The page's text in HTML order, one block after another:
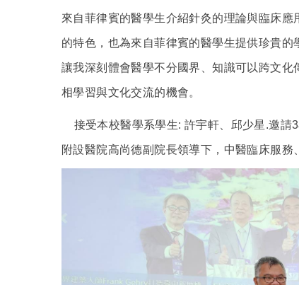
來自菲律賓的醫學生介紹針灸的理論與臨床
的特色，也為來自菲律賓的醫學生提供珍貴的
讓我深刻體會醫學不分國界、知識可以跨文
相學習與文化交流的機會。
接受本校醫學系學生:許宇軒 邱少星 .邀請3
附設醫院高尚德副院長領導下，中醫臨床服務